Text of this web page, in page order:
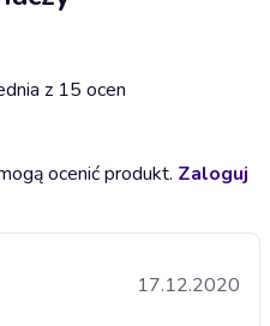
z 15 ocen
ocenić produkt. Zaloguj
17.12.2020